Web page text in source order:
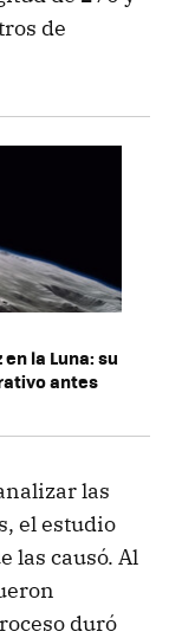
de
la Luna: su
antes
las
el estudio
las causó. Al
duró